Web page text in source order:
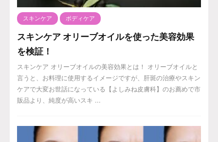
スキンケア ボディケア
スキンケア オリーブオイルを使った美容効果
を検証！
スキンケア オリーブオイルの美容効果とは！ オリーブオイルと
言うと、お料理に使用するイメージですが、肝斑の治療やスキン
ケアで大変お世話になっている【よしみね皮膚科】のお薦めで市
販品より、純度が高いスキ ...